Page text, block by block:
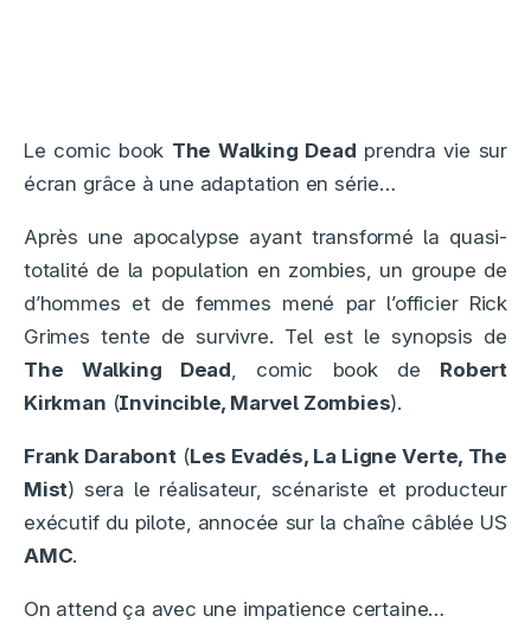
Le comic book The Walking Dead prendra vie sur
écran grâce à une adaptation en série…
Après une apocalypse ayant transformé la quasi-
totalité de la population en zombies, un groupe de
d’hommes et de femmes mené par l’officier Rick
Grimes tente de survivre. Tel est le synopsis de
The Walking Dead, comic book de Robert
Kirkman (Invincible, Marvel Zombies).
Frank Darabont(Les Evadés, La Ligne Verte, The
Mist) sera le réalisateur, scénariste et producteur
exécutif du pilote, annocée sur la chaîne câblée US
AMC.
On attend ça avec une impatience certaine…